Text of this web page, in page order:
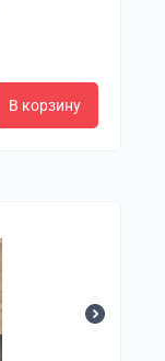
В корзину